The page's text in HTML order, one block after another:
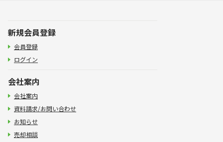
新規会員登録
会員登録
ログイン
会社案内
会社案内
資料請求/お問い合わせ
お知らせ
売却相談